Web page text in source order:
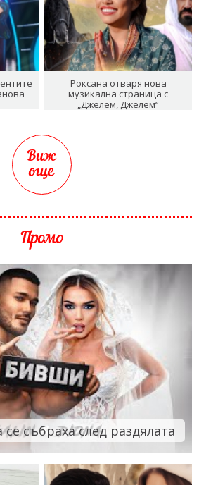
Роксана отваря нова
музикална страница с
„Джелем, Джелем“
Виж
още
Промо
събраха след раздялата